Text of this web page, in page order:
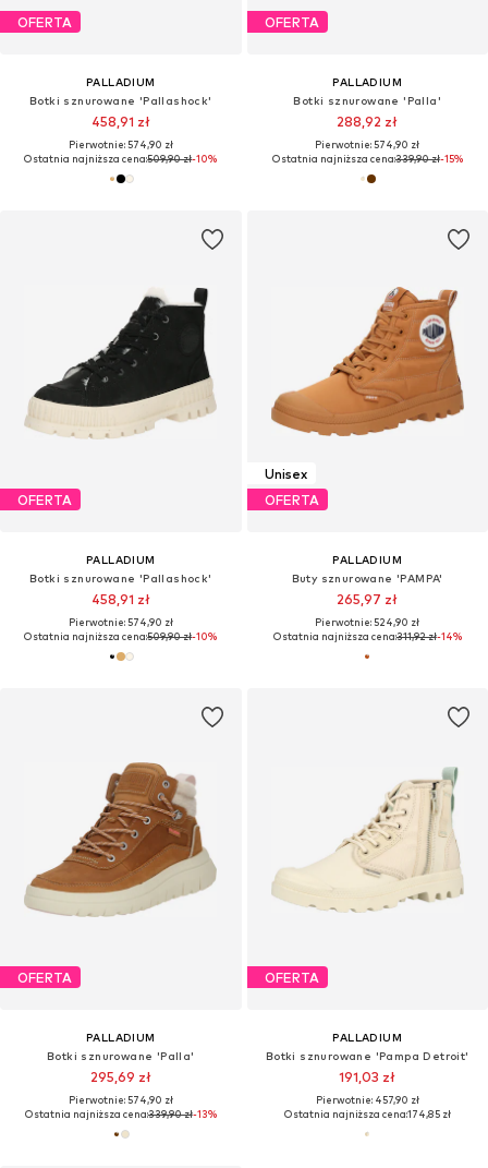
OFERTA
PALLADIUM
Botki sznurowane 'Pallashock'
458,91 zł
Pierwotnie: 574,90 zł
Ostatnia najniższa cena:509,90 zł-10%
OFERTA
PALLADIUM
Botki sznurowane 'Palla'
288,92 zł
Pierwotnie: 574,90 zł
Ostatnia najniższa cena:339,90 zł-15%
OFERTA
PALLADIUM
Botki sznurowane 'Pallashock'
458,91 zł
Pierwotnie: 574,90 zł
Ostatnia najniższa cena:509,90 zł-10%
Unisex
OFERTA
PALLADIUM
Buty sznurowane 'PAMPA'
265,97 zł
Pierwotnie: 524,90 zł
Ostatnia najniższa cena:311,92 zł-14%
OFERTA
PALLADIUM
Botki sznurowane 'Palla'
295,69 zł
Pierwotnie: 574,90 zł
Ostatnia najniższa cena:339,90 zł-13%
OFERTA
PALLADIUM
Botki sznurowane 'Pampa Detroit'
191,03 zł
Pierwotnie: 457,90 zł
Ostatnia najniższa cena:174,85 zł